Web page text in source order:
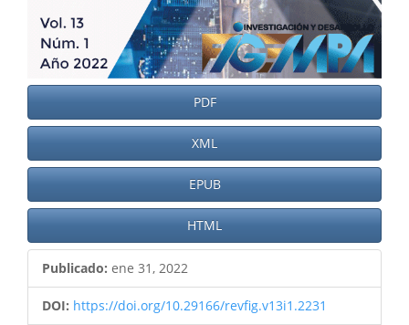
PDF
XML
EPUB
HTML
Publicado: ene 31, 2022
DOI: https://doi.org/10.29166/revfig.v13i1.2231